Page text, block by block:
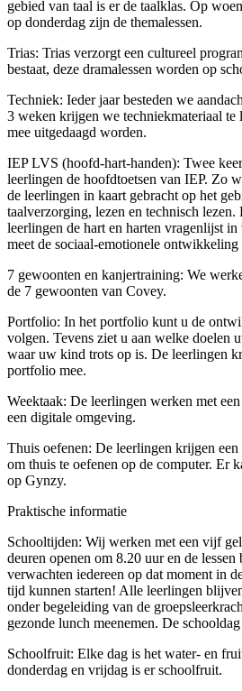
gebied van taal is er de taalklas. Op
op donderdag zijn de themalessen.
Trias: Trias verzorgt een cultureel
bestaat, deze dramalessen worden op
Techniek: Ieder jaar besteden we
3 weken krijgen we techniekmateriaal te
mee uitgedaagd worden.
IEP LVS (hoofd-hart-handen): Twee
leerlingen de hoofdtoetsen van IEP. Zo
de leerlingen in kaart gebracht op het
taalverzorging, lezen en technisch
leerlingen de hart en harten vragenlijst
meet de sociaal-emotionele
7 gewoonten en kanjertraining: We
de 7 gewoonten van Covey.
Portfolio: In het portfolio kunt u de
volgen. Tevens ziet u aan welke doelen
waar uw kind trots op is. De leerlingen
portfolio mee.
Weektaak: De leerlingen werken met
een digitale omgeving.
Thuis oefenen: De leerlingen krijgen
om thuis te oefenen op de computer. Er
op Gynzy.
Praktische informatie
Schooltijden: Wij werken met een vijf
deuren openen om 8.20 uur en de
verwachten iedereen op dat moment in
tijd kunnen starten! Alle leerlingen
onder begeleiding van de
gezonde lunch meenemen. De
Schoolfruit: Elke dag is het water- en
donderdag en vrijdag is er schoolfruit.